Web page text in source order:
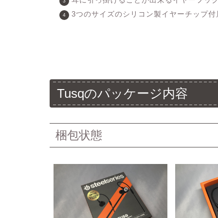
3つのサイズのシリコン製イヤーチップ付
Tusqのパッケージ内容
梱包状態